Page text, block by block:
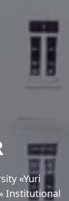
«Yuri
Institutional